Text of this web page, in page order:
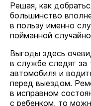
Решая, как
большинство
в пользу именно
пойманной
Выгоды здесь
в службе следят за
автомобиля и
перед выездом.
в исправном
с ребенком, то